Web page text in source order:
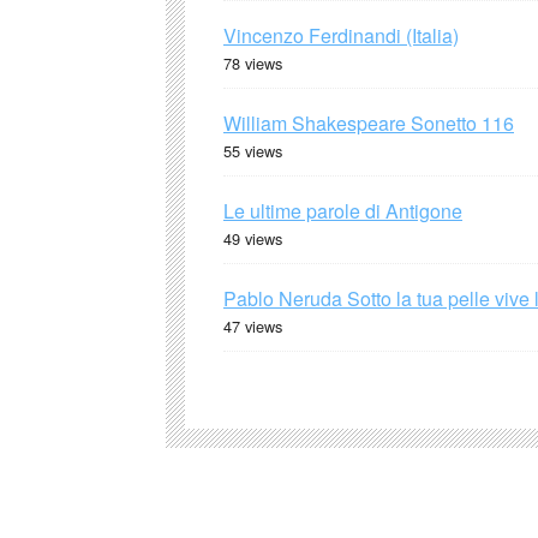
Vincenzo Ferdinandi (Italia)
78 views
William Shakespeare Sonetto 116
55 views
Le ultime parole di Antigone
49 views
Pablo Neruda Sotto la tua pelle vive
47 views